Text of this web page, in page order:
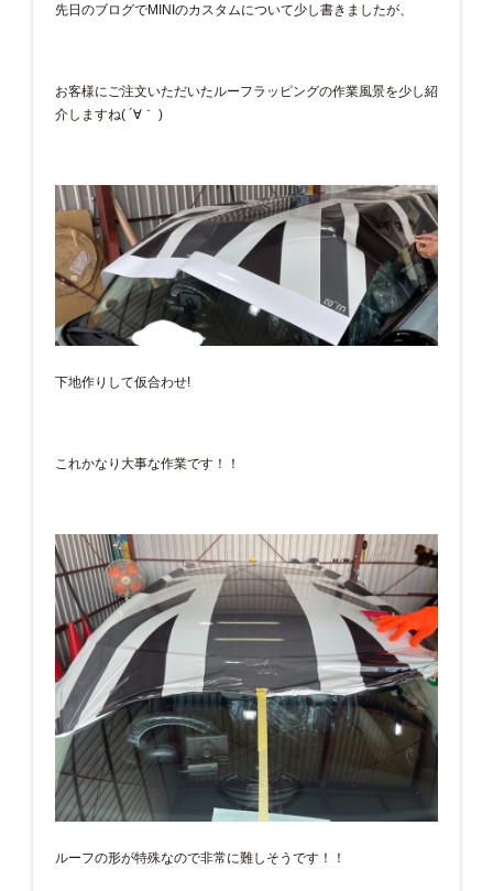
先日のブログでMINIのカスタムについて少し書きましたが、
お客様にご注文いただいたルーフラッピングの作業風景を少し紹
介しますね( ´∀｀ )
下地作りして仮合わせ!
これかなり大事な作業です！！
ルーフの形が特殊なので非常に難しそうです！！